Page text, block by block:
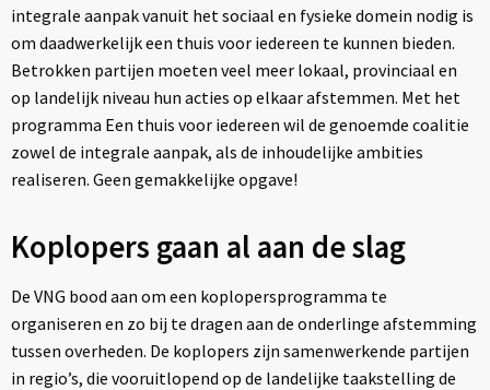
integrale aanpak vanuit het sociaal en fysieke domein nodig is
om daadwerkelijk een thuis voor iedereen te kunnen bieden.
Betrokken partijen moeten veel meer lokaal, provinciaal en
op landelijk niveau hun acties op elkaar afstemmen. Met het
programma Een thuis voor iedereen wil de genoemde coalitie
zowel de integrale aanpak, als de inhoudelijke ambities
realiseren. Geen gemakkelijke opgave!
Koplopers gaan al aan de slag
De VNG bood aan om een koplopersprogramma te
organiseren en zo bij te dragen aan de onderlinge afstemming
tussen overheden. De koplopers zijn samenwerkende partijen
in regio’s, die vooruitlopend op de landelijke taakstelling de